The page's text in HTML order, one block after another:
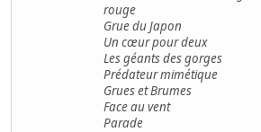
rouge
Grue du Japon
Un cœur pour deux
Les géants des gorges
Prédateur mimétique
Grues et Brumes
Face au vent
Parade